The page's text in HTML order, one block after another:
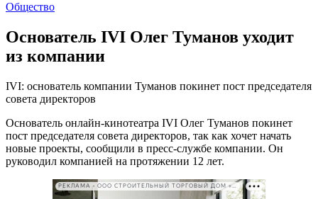
Общество
Основатель IVI Олег Туманов уходит
из компании
IVI: основатель компании Туманов покинет пост председателя
совета директоров
Основатель онлайн-кинотеатра IVI Олег Туманов покинет
пост председателя совета директоров, так как хочет начать
новые проекты, сообщили в пресс-службе компании. Он
руководил компанией на протяжении 12 лет.
РЕКЛАМА • ООО СТРОИТЕЛЬНЫЙ ТОРГОВЫЙ ДОМ «ПЕТРОВИЧ». ИНН: 7802348846